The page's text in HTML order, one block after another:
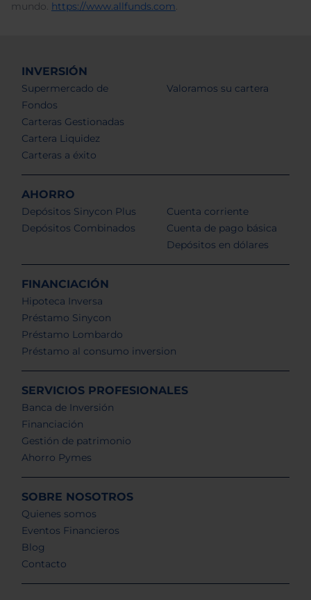
mundo. https://www.allfunds.com.
INVERSIÓN
Supermercado de
Fondos
Carteras Gestionadas
Cartera Liquidez
Carteras a éxito
Valoramos su cartera
AHORRO
Depósitos Sinycon Plus
Depósitos Combinados
Cuenta corriente
Cuenta de pago básica
Depósitos en dólares
FINANCIACIÓN
Hipoteca Inversa
Préstamo Sinycon
Préstamo Lombardo
Préstamo al consumo inversion
SERVICIOS PROFESIONALES
Banca de Inversión
Financiación
Gestión de patrimonio
Ahorro Pymes
SOBRE NOSOTROS
Quienes somos
Eventos Financieros
Blog
Contacto